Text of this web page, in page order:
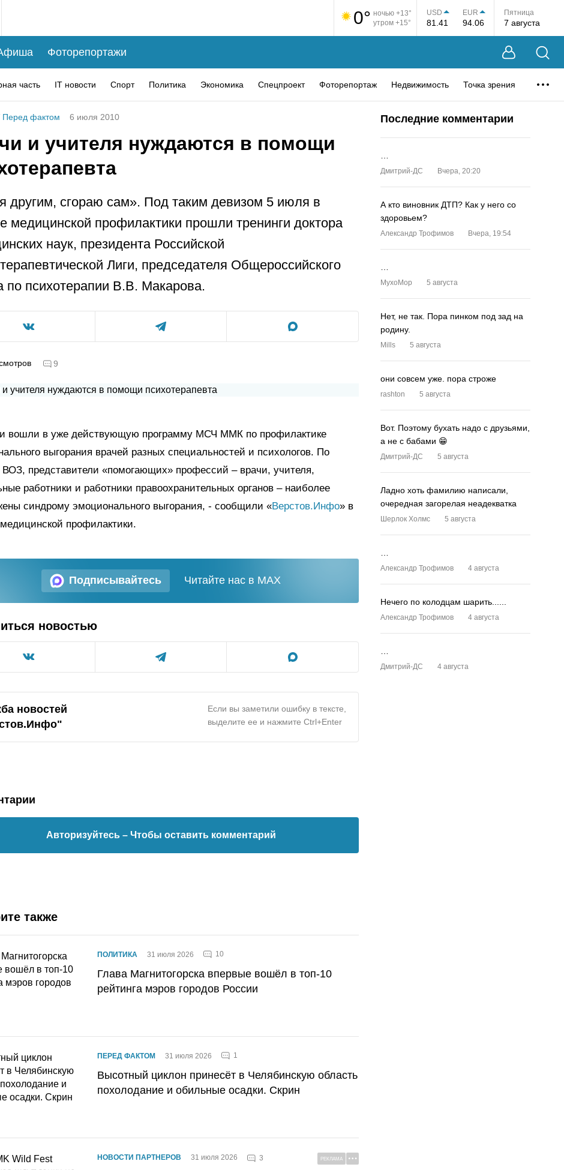
0° ночью +13°
утром +15°
USD
81.41
EUR
94.06
Пятница
7 августа
Фоторепортажи
часть IT новости Спорт Политика Экономика Спецпроект Фоторепортаж Недвижимость Точка зрения
Перед фактом 6 июля 2010
и учителя нуждаются в помощи
другим, сгораю сам». Под таким девизом 5 июля в
медицинской профилактики прошли тренинги доктора
наук, президента Российской
Лиги, председателя Общероссийского
по психотерапии В.В. Макарова.
9
вошли в уже действующую программу МСЧ ММК по профилактике
выгорания врачей разных специальностей и психологов. По
представители «помогающих» профессий – врачи, учителя,
работники и работники правоохранительных органов – наиболее
синдрому эмоционального выгорания, - сообщили «Верстов.Инфо» в
профилактики.
Подписывайтесь Читайте нас в MAX
новостью
новостей
"
Если вы заметили ошибку в тексте,
выделите ее и нажмите Ctrl+Enter
Авторизуйтесь – Чтобы оставить комментарий
также
ПОЛИТИКА 31 июля 2026 10
Глава Магнитогорска впервые вошёл в топ-10
рейтинга мэров городов России
ПЕРЕД ФАКТОМ 31 июля 2026 1
Высотный циклон принесёт в Челябинскую область
похолодание и обильные осадки. Скрин
НОВОСТИ ПАРТНЕРОВ 31 июля 2026 3 РЕКЛАМА
Последние комментарии
Дмитрий-ДС Вчера, 20:20
А кто виновник ДТП? Как у него со
здоровьем?
Александр Трофимов Вчера, 19:54
MyxoMop 5 августа
Нет, не так. Пора пинком под зад на
родину.
Mills 5 августа
они совсем уже. пора строже
rashton 5 августа
Вот. Поэтому бухать надо с друзьями,
а не с бабами 😁
Дмитрий-ДС 5 августа
Ладно хоть фамилию написали,
очередная загорелая неадекватка
Шерлок Холмс 5 августа
Александр Трофимов 4 августа
Нечего по колодцам шарить......
Александр Трофимов 4 августа
Дмитрий-ДС 4 августа